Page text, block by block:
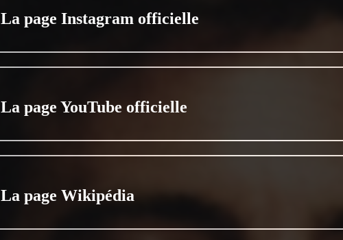
La page Instagram officielle
La page YouTube officielle
La page Wikipédia